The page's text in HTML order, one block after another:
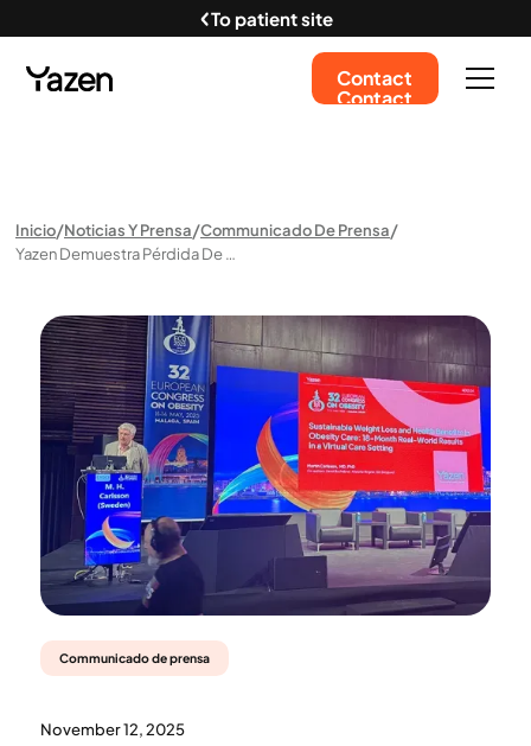
To patient site
Contact
Contact
Inicio Noticias Y Prensa Communicado De Prensa
Yazen Demuestra Pérdida De Peso Duradera Y Alta Adherencia Al Tratamie
Communicado de prensa
November 12, 2025